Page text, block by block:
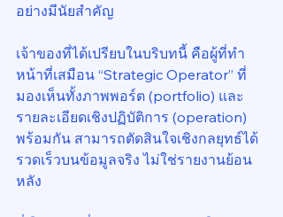
อย่างมีนัยสำคัญ
เจ้าของที่ได้เปรียบในบริบทนี้ คือผู้ที่ทำ
หน้าที่เสมือน “Strategic Operator” ที่
มองเห็นทั้งภาพพอร์ต (portfolio) และ
รายละเอียดเชิงปฏิบัติการ (operation)
พร้อมกัน สามารถตัดสินใจเชิงกลยุทธ์ได้
รวดเร็วบนข้อมูลจริง ไม่ใช่รายงานย้อน
หลัง